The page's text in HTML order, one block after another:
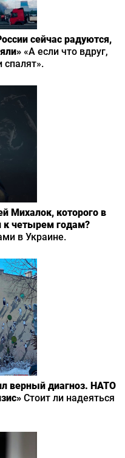
сейчас радуются,
«А если что вдруг,
спалят».
Михалок, которого в
к четырем годам?
в Украине.
верный диагноз. НАТО
Стоит ли надеяться